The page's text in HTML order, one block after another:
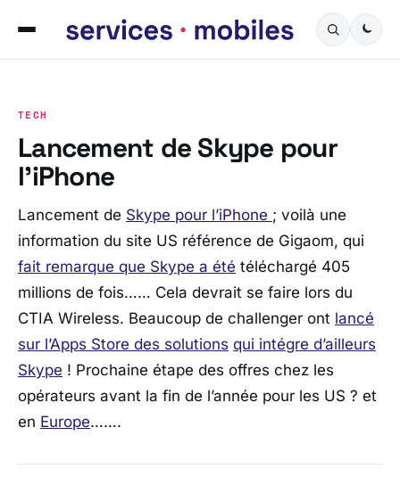
TECH
Lancement de Skype pour
l’iPhone
Lancement de Skype pour l’iPhone ; voilà une
information du site US référence de Gigaom, qui
fait remarque que Skype a été téléchargé 405
millions de fois…… Cela devrait se faire lors du
CTIA Wireless. Beaucoup de challenger ont lancé
sur l’Apps Store des solutions qui intégre d’ailleurs
Skype ! Prochaine étape des offres chez les
opérateurs avant la fin de l’année pour les US ? et
en Europe…….